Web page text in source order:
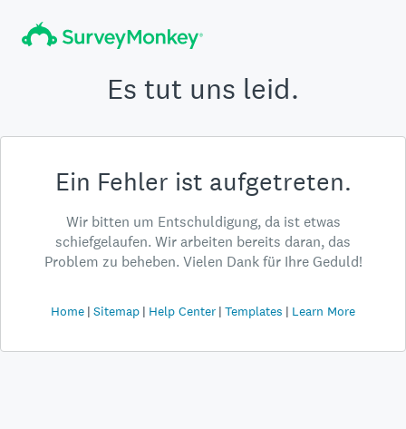
Es tut uns leid.
Ein Fehler ist aufgetreten.
Wir bitten um Entschuldigung, da ist etwas
schiefgelaufen. Wir arbeiten bereits daran, das
Problem zu beheben. Vielen Dank für Ihre Geduld!
Home Sitemap Help Center Templates Learn More